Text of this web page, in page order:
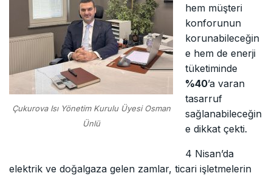
Çukurova Isı Yönetim Kurulu Üyesi Osman
Ünlü
hem müşteri
konforunun
korunabileceğin
e hem de enerji
tüketiminde
%40’a varan
tasarruf
sağlanabileceğin
e dikkat çekti.
4 Nisan’da
elektrik ve doğalgaza gelen zamlar, ticari işletmelerin